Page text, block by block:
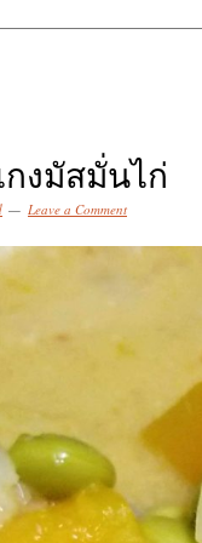
งมัสมั่นไก่
Leave a Comment